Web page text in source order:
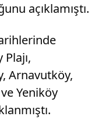
açıklamıştı.
Arnavutköy,
Yeniköy